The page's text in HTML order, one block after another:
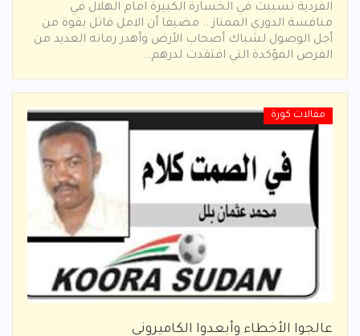
الفردية تسببت في الخسارة الكبيرة امام الهلال في
منافسة الدوري الممتاز .. مضيفا أن الامل قاتل بقوة من
أجل الوصول لشباك أصحاب الأرض وأهدر رماته العديد من
الفرص المؤكدة التي افتقدت لدرهم…
مقالات كورة
عالجوا الأخطاء وأبعدوا الكاميروني